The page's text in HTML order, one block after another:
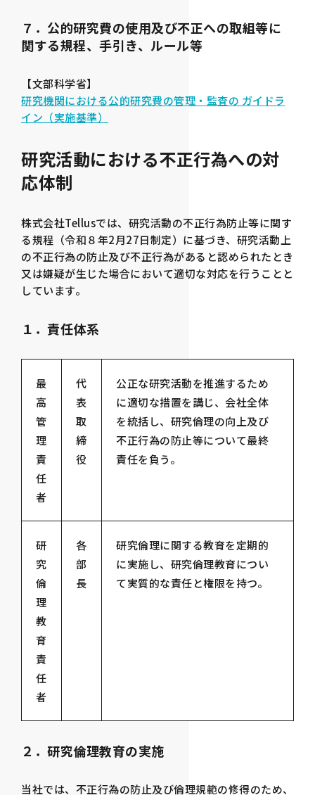
７．公的研究費の使用及び不正への取組等に
関する規程、手引き、ルール等
【文部科学省】
研究機関における公的研究費の管理・監査の ガイドラ
イン（実施基準）
研究活動における不正行為への対
応体制
株式会社Tellusでは、研究活動の不正行為防止等に関す
る規程（令和８年2月27日制定）に基づき、研究活動上
の不正行為の防止及び不正行為があると認められたとき
又は嫌疑が生じた場合において適切な対応を行うことと
しています。
１．責任体系
最
高
管
理
責
任
者
代
表
取
締
役
公正な研究活動を推進するため
に適切な措置を講じ、会社全体
を統括し、研究倫理の向上及び
不正行為の防止等について最終
責任を負う。
研
究
倫
理
教
育
責
任
者
各
部
長
研究倫理に関する教育を定期的
に実施し、研究倫理教育につい
て実質的な責任と権限を持つ。
２．研究倫理教育の実施
当社では、不正行為の防止及び倫理規範の修得のため、